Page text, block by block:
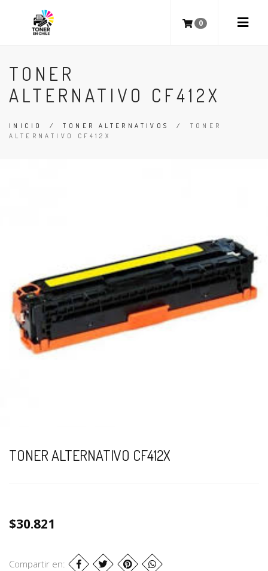
0
TONER
ALTERNATIVO CF412X
INICIO /TONER ALTERNATIVOS / TONER
ALTERNATIVO CF412X
TONER ALTERNATIVO CF412X
$30.821
Compartir en: